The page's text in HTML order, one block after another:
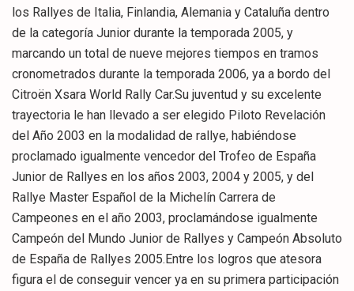
los Rallyes de Italia, Finlandia, Alemania y Cataluña dentro
de la categoría Junior durante la temporada 2005, y
marcando un total de nueve mejores tiempos en tramos
cronometrados durante la temporada 2006, ya a bordo del
Citroën Xsara World Rally Car.Su juventud y su excelente
trayectoria le han llevado a ser elegido Piloto Revelación
del Año 2003 en la modalidad de rallye, habiéndose
proclamado igualmente vencedor del Trofeo de España
Junior de Rallyes en los años 2003, 2004 y 2005, y del
Rallye Master Español de la Michelín Carrera de
Campeones en el año 2003, proclamándose igualmente
Campeón del Mundo Junior de Rallyes y Campeón Absoluto
de España de Rallyes 2005.Entre los logros que atesora
figura el de conseguir vencer ya en su primera participación